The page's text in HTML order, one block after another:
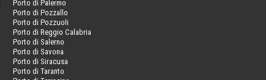
Porto di Palermo
Porto di Pozzallo
Porto di Pozzuoli
Porto di Reggio Calabria
Porto di Salerno
Porto di Savona
Porto di Siracusa
Porto di Taranto